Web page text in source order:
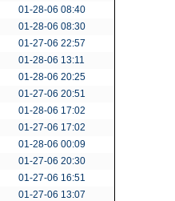
01-28-06 08:40
01-28-06 08:30
01-27-06 22:57
01-28-06 13:11
01-28-06 20:25
01-27-06 20:51
01-28-06 17:02
01-27-06 17:02
01-28-06 00:09
01-27-06 20:30
01-27-06 16:51
01-27-06 13:07